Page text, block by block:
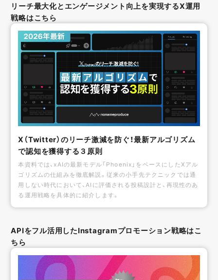
リーチ最大化とエンゲージメント向上を実現するX運用
戦略はこちら
X（Twitter）のリーチ激減を防ぐ！最新アルゴリズム
で認知を獲得する３原則
本資料では、xAIの最新モデル「Phoenix」をベースにしたXアル
ゴリズムの仕組みを徹底解説。従来の小手先テクニックでは通
用しない時代において、AIに評価される投稿設計と、再現性のあ
る運用戦略を具体的に紹介します。
APIをフル活用したInstagramプロモーション戦略はこ
ちら